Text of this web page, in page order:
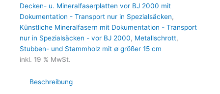
Decken- u. Mineralfaserplatten vor BJ 2000 mit
Dokumentation - Transport nur in Spezialsäcken,
Künstliche Mineralfasern mit Dokumentation - Transport
nur in Spezialsäcken - vor BJ 2000, Metallschrott,
Stubben- und Stammholz mit ∅ größer 15 cm
inkl. 19 % MwSt.
Beschreibung